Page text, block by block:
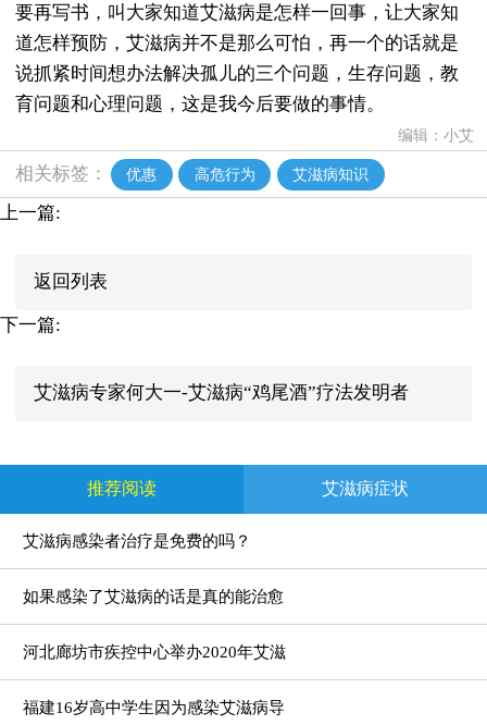
要再写书，叫大家知道艾滋病是怎样一回事，让大家知
道怎样预防，艾滋病并不是那么可怕，再一个的话就是
说抓紧时间想办法解决孤儿的三个问题，生存问题，教
育问题和心理问题，这是我今后要做的事情。
编辑：小艾
相关标签： 优惠 高危行为 艾滋病知识
上一篇:
返回列表
下一篇:
艾滋病专家何大一-艾滋病“鸡尾酒”疗法发明者
推荐阅读 艾滋病症状
艾滋病感染者治疗是免费的吗？
如果感染了艾滋病的话是真的能治愈
河北廊坊市疾控中心举办2020年艾滋
福建16岁高中学生因为感染艾滋病导